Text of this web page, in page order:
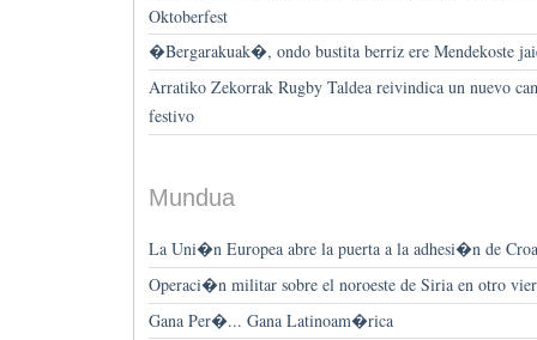
Oktoberfest
�Bergarakuak�, ondo bustita berriz ere Mendekoste
Arratiko Zekorrak Rugby Taldea reivindica un nuevo
festivo
Mundua
La Uni�n Europea abre la puerta a la adhesi�n de
Operaci�n militar sobre el noroeste de Siria en otro
Gana Per�... Gana Latinoam�rica